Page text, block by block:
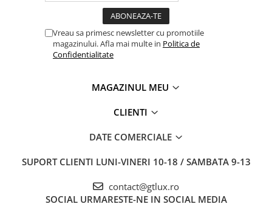
Vreau sa primesc newsletter cu promotiile
magazinului. Afla mai multe in Politica de
Confidentialitate
MAGAZINUL MEU
CLIENTI
DATE COMERCIALE
SUPORT CLIENTI LUNI-VINERI 10-18 / SAMBATA 9-13
contact@gtlux.ro
SOCIAL URMARESTE-NE IN SOCIAL MEDIA